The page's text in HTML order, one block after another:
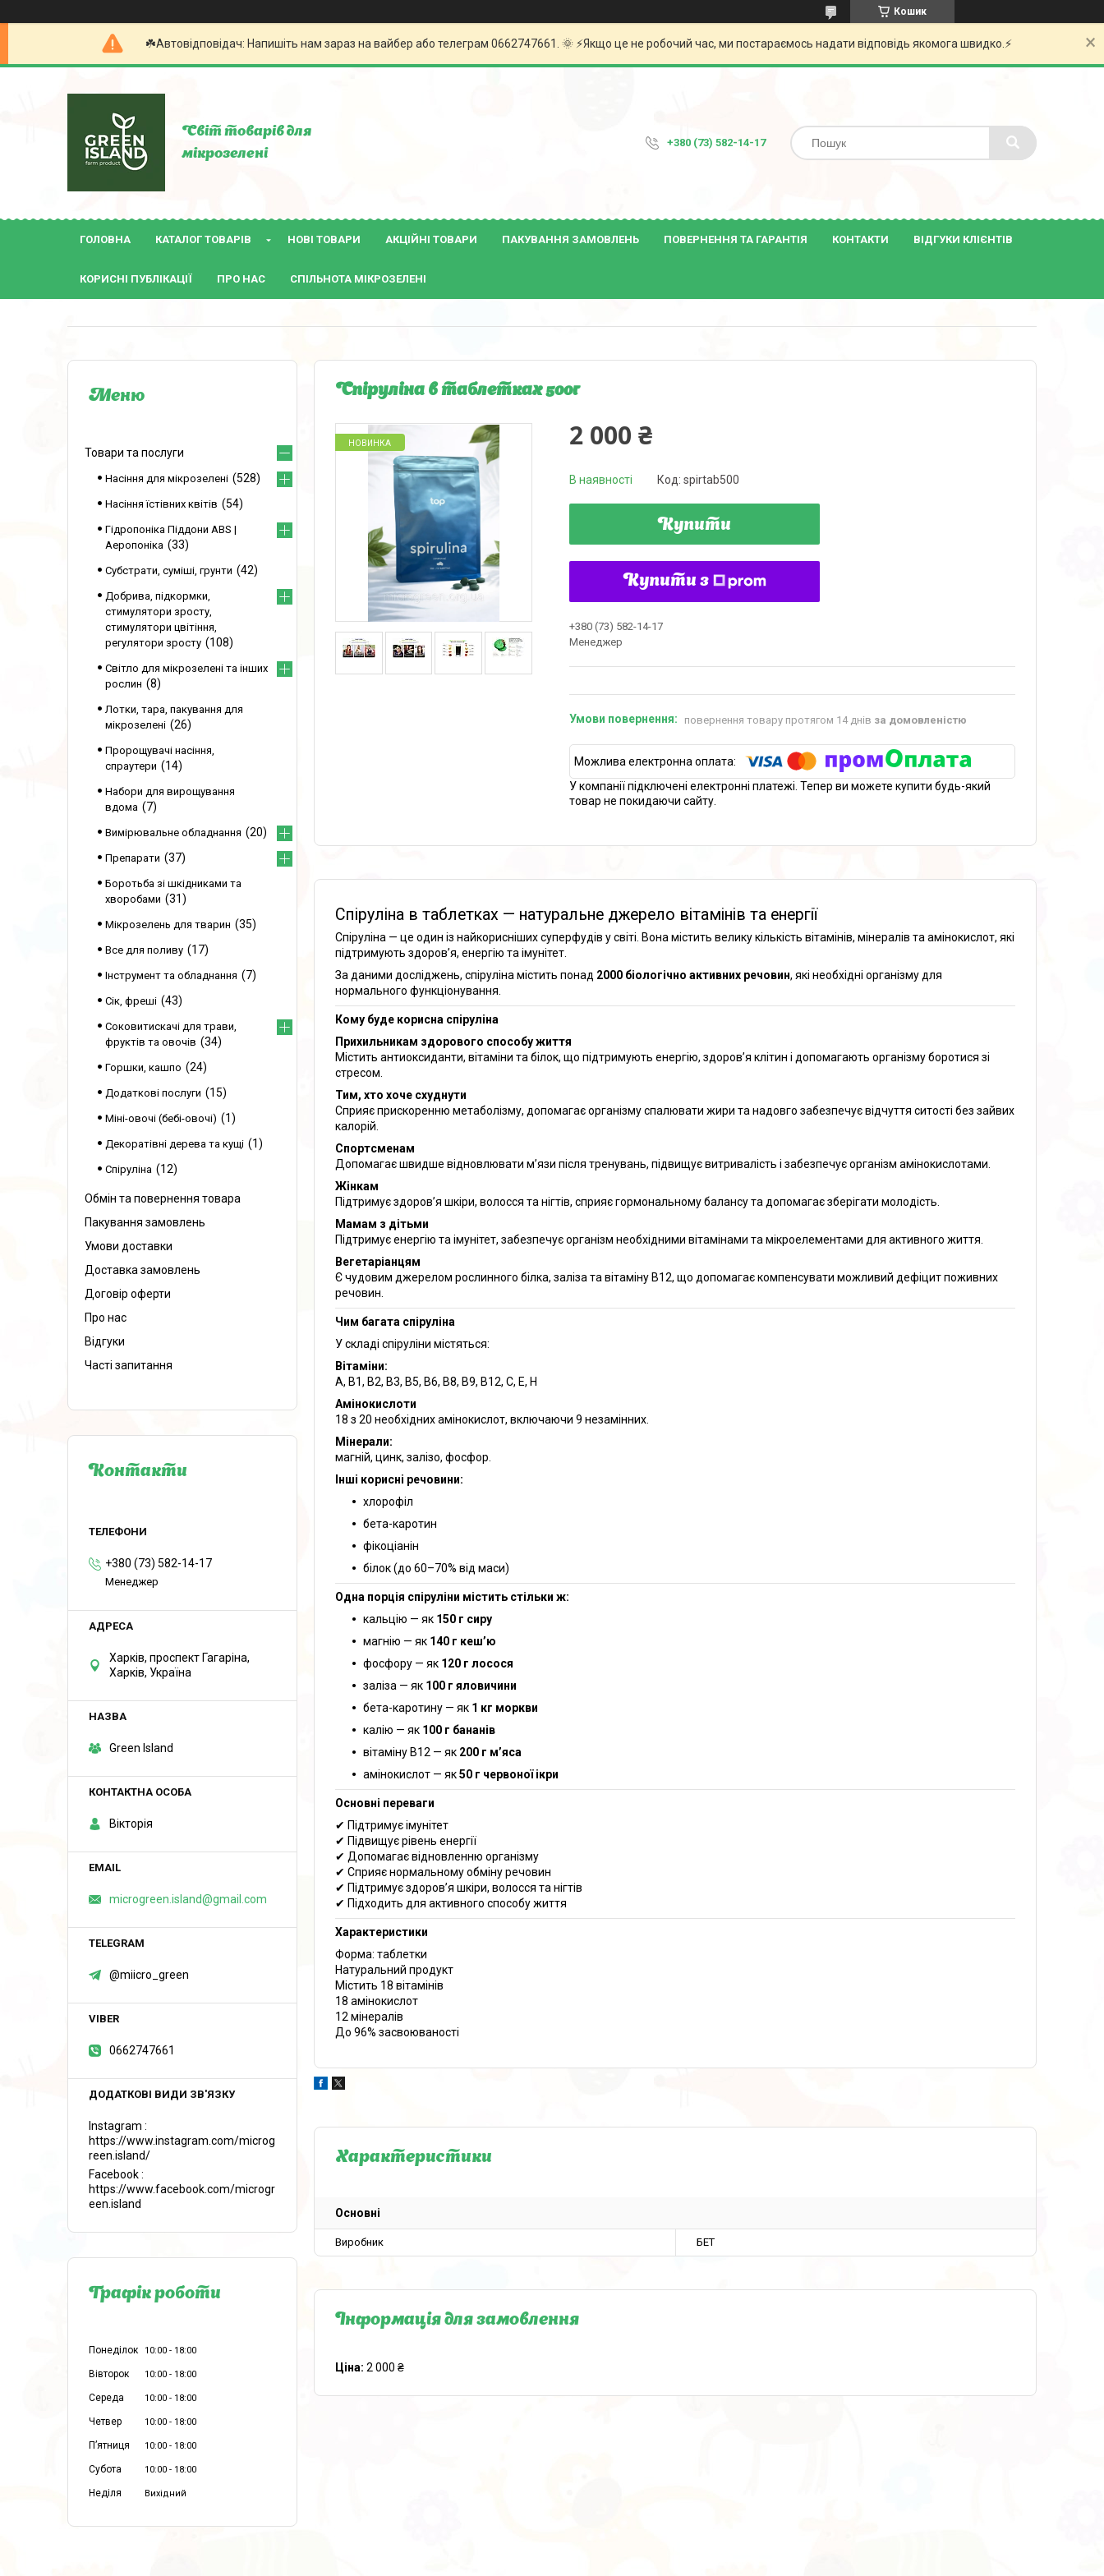
Кошик
☘️Автовідповідач: Напишіть нам зараз на вайбер або телеграм 0662747661. 🌞 ⚡️Якщо це не робочий час, ми постараємось надати відповідь якомога швидко.⚡️
Світ товарів для
мікрозелені
+380 (73) 582-14-17
ГОЛОВНА КАТАЛОГ ТОВАРІВ НОВІ ТОВАРИ АКЦІЙНІ ТОВАРИ ПАКУВАННЯ ЗАМОВЛЕНЬ ПОВЕРНЕННЯ ТА ГАРАНТІЯ КОНТАКТИ ВІДГУКИ КЛІЄНТІВ
КОРИСНІ ПУБЛІКАЦІЇ ПРО НАС СПІЛЬНОТА МІКРОЗЕЛЕНІ
Спіруліна в таблетках 500г
НОВИНКА 2 000 ₴
В наявності Код: spirtab500
Купити
Купити з
+380 (73) 582-14-17
Менеджер
повернення товару протягом 14 днів за домовленістю
У компанії підключені електронні платежі. Тепер ви можете купити будь-який
товар не покидаючи сайту.
Спіруліна в таблетках — натуральне джерело вітамінів та енергії
Спіруліна — це один із найкорисніших суперфудів у світі. Вона містить велику кількість вітамінів, мінералів та амінокислот, які
підтримують здоров’я, енергію та імунітет.
За даними досліджень, спіруліна містить понад 2000 біологічно активних речовин, які необхідні організму для
нормального функціонування.
Кому буде корисна спіруліна
Прихильникам здорового способу життя
Містить антиоксиданти, вітаміни та білок, що підтримують енергію, здоров’я клітин і допомагають організму боротися зі
стресом.
Тим, хто хоче схуднути
Сприяє прискоренню метаболізму, допомагає організму спалювати жири та надовго забезпечує відчуття ситості без зайвих
калорій.
Спортсменам
Допомагає швидше відновлювати м’язи після тренувань, підвищує витривалість і забезпечує організм амінокислотами.
Жінкам
Підтримує здоров’я шкіри, волосся та нігтів, сприяє гормональному балансу та допомагає зберігати молодість.
Мамам з дітьми
Підтримує енергію та імунітет, забезпечує організм необхідними вітамінами та мікроелементами для активного життя.
Вегетаріанцям
Є чудовим джерелом рослинного білка, заліза та вітаміну B12, що допомагає компенсувати можливий дефіцит поживних
речовин.
Чим багата спіруліна
У складі спіруліни містяться:
Вітаміни:
A, B1, B2, B3, B5, B6, B8, B9, B12, C, E, H
Амінокислоти
18 з 20 необхідних амінокислот, включаючи 9 незамінних.
Мінерали:
магній, цинк, залізо, фосфор.
Інші корисні речовини:
хлорофіл
бета-каротин
фікоціанін
білок (до 60–70% від маси)
Одна порція спіруліни містить стільки ж:
кальцію — як 150 г сиру
магнію — як 140 г кеш’ю
фосфору — як 120 г лосося
заліза — як 100 г яловичини
бета-каротину — як 1 кг моркви
калію — як 100 г бананів
вітаміну B12 — як 200 г м’яса
амінокислот — як50 г червоної ікри
Основні переваги
✔ Підтримує імунітет
✔ Підвищує рівень енергії
✔ Допомагає відновленню організму
✔ Сприяє нормальному обміну речовин
✔ Підтримує здоров’я шкіри, волосся та нігтів
✔ Підходить для активного способу життя
Характеристики
Форма: таблетки
Натуральний продукт
Містить 18 вітамінів
18 амінокислот
12 мінералів
До 96% засвоюваності
Характеристики
Основні
Виробник БЕТ
Інформація для замовлення
Ціна: 2 000 ₴
Товари та послуги
Насіння для мікрозелені 528
Насіння їстівних квітів 54
Гідропоніка Піддони ABS |
Аеропоніка
33
Субстрати, суміші, грунти 42
Добрива, підкормки,
стимулятори зросту,
стимулятори цвітіння,
регулятори зросту
108
Світло для мікрозелені та інших
рослин
8
Лотки, тара, пакування для
мікрозелені
26
Пророщувачі насіння,
спраутери
14
Набори для вирощування
вдома
7
Вимірювальне обладнання 20
Препарати 37
Боротьба зі шкідниками та
хворобами
31
Мікрозелень для тварин 35
Все для поливу 17
Інструмент та обладнання 7
Сік, фреші 43
Соковитискачі для трави,
фруктів та овочів
34
Горшки, кашпо 24
Додаткові послуги 15
Міні-овочі (бебі-овочі) 1
Декоратівні дерева та кущі 1
Спіруліна 12
Обмін та повернення товара
Пакування замовлень
Умови доставки
Доставка замовлень
Договір оферти
Про нас
Відгуки
Часті запитання
Контакти
+380 (73) 582-14-17
Менеджер
Харків, проспект Гагаріна,
Харків, Україна
Green Island
Вікторія
microgreen.island@gmail.com
@miicro_green
0662747661
Instagram
https://www.instagram.com/microg
reen.island/
Facebook
https://www.facebook.com/microgr
een.island
Графік роботи
Понеділок 10:00 18:00
Вівторок 10:00 18:00
Середа 10:00 18:00
Четвер 10:00 18:00
Пʼятниця 10:00 18:00
Субота 10:00 18:00
Неділя Вихідний